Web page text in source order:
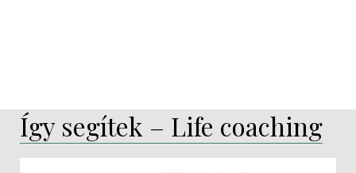
Így segítek – Life coaching